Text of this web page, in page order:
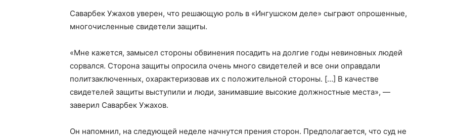
Саварбек Ужахов уверен, что решающую роль в «Ингушском деле» сыграют опрошенные,
многочисленные свидетели защиты.
«Мне кажется, замысел стороны обвинения посадить на долгие годы невиновных людей
сорвался. Сторона защиты опросила очень много свидетелей и все они оправдали
политзаключенных, охарактеризовав их с положительной стороны. […] В качестве
свидетелей защиты выступили и люди, занимавшие высокие должностные места», —
заверил Саварбек Ужахов.
Он напомнил, на следующей неделе начнутся прения сторон. Предполагается, что суд не